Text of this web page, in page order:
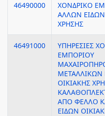
46490000
ΧΟΝΔΡΙΚΟ
ΑΛΛΩΝ
ΧΡΗΣΗΣ
46491000
ΥΠΗΡΕΣΙΕΣ
ΕΜΠΟΡΙΟΥ
ΜΕΤΑΛΛΙΚΩΝ
ΟΙΚΙΑΚΗΣ
ΑΠΟ ΦΕΛΛΟ
ΕΙΔΩΝ